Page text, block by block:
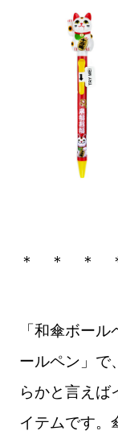
＊ ＊ ＊
「和傘ボー
ールペン」で
らかと言えば
イテムです。